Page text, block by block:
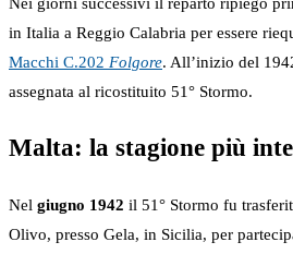
in Italia a Reggio Calabria per essere
Macchi C.202 Folgore. All’inizio del
assegnata al ricostituito 51° Stormo.
Malta: la stagione più
Nel giugno 1942 il 51° Stormo fu
Olivo, presso Gela, in Sicilia, per